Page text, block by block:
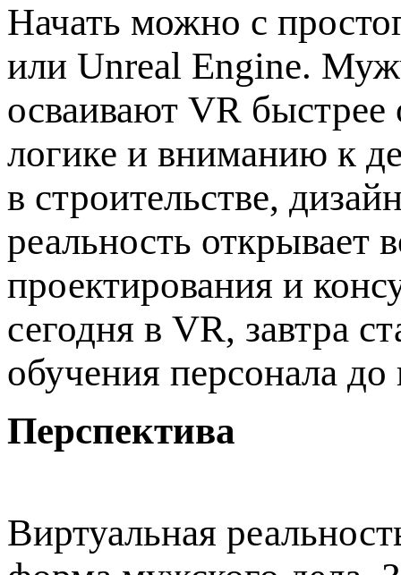
Начать можно с
или Unreal Engine.
осваивают VR
логике и вниманию к
в строительстве,
реальность открывает
проектирования и
сегодня в VR, завтра
обучения персонала
Перспектива
Виртуальная